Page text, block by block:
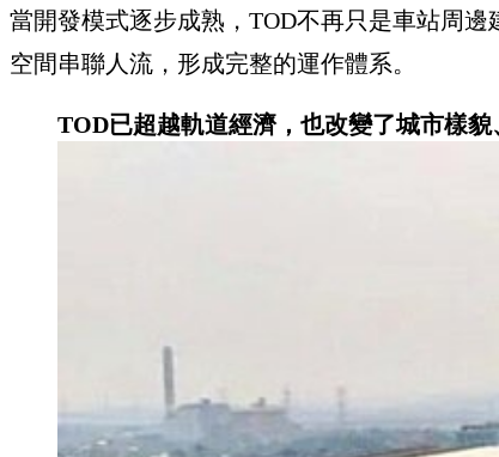
當開發模式逐步成熟，TOD不再只是車站周
空間串聯人流，形成完整的運作體系。
TOD已超越軌道經濟，也改變了城市樣